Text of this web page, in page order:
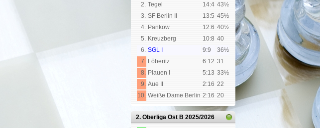
2. Tegel 14:4 43½
3. SF Berlin II 13:5 45½
4. Pankow 12:6 40½
5. Kreuzberg 10:8 40
6. SGL I 9:9
36½
7. Löberitz 6:12 31
8. Plauen I 5:13 33½
9. Aue II 2:16 22
10. Weiße Dame Berlin 2:16 20
2. Oberliga Ost B 2025/2026